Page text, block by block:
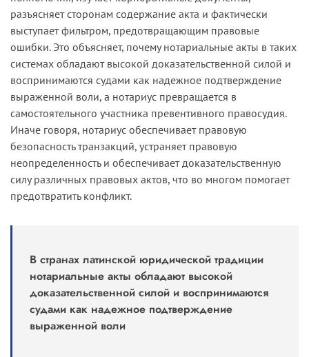
разъясняет сторонам содержание акта и фактически
выступает фильтром, предотвращающим правовые
ошибки. Это объясняет, почему нотариальные акты в таких
системах обладают высокой доказательственной силой и
воспринимаются судами как надежное подтверждение
выраженной воли, а нотариус превращается в
самостоятельного участника превентивного правосудия.
Иначе говоря, нотариус обеспечивает правовую
безопасность транзакций, устраняет правовую
неопределенность и обеспечивает доказательственную
силу различных правовых актов, что во многом помогает
предотвратить конфликт.
В странах латинской юридической традиции
нотариальные акты обладают высокой
доказательственной силой и воспринимаются
судами как надежное подтверждение
выраженной воли